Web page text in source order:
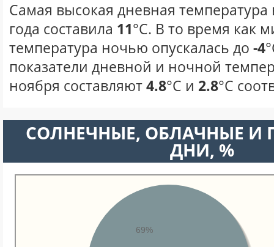
Самая высокая дневная температура
года составила 11°С. В то время как
температура ночью опускалась до -4
показатели дневной и ночной
ноября составляют4.8°С и 2.8°С
CОЛНЕЧНЫЕ, ОБЛАЧНЫЕ И
ДНИ, %
69%